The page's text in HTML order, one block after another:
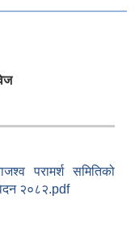
परामर्श समितिको
२०८२.pdf